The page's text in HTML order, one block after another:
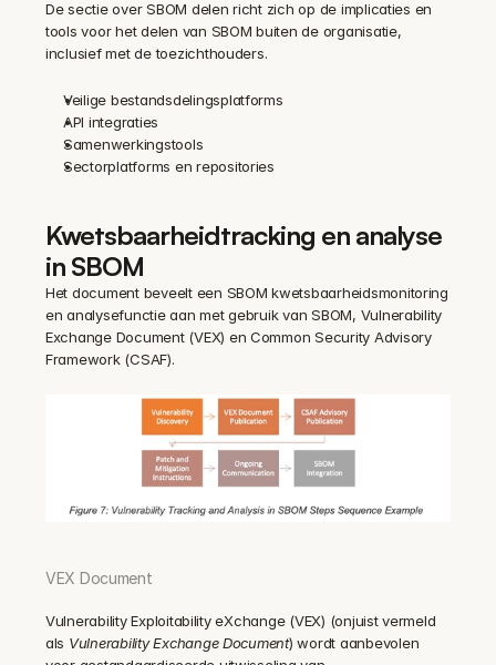
De sectie over SBOM delen richt zich op de implicaties en
tools voor het delen van SBOM buiten de organisatie,
inclusief met de toezichthouders.
Veilige bestandsdelingsplatforms
API integraties
Samenwerkingstools
Sectorplatforms en repositories
Kwetsbaarheidtracking en analyse
in SBOM
Het document beveelt een SBOM kwetsbaarheidsmonitoring
en analysefunctie aan met gebruik van SBOM, Vulnerability
Exchange Document (VEX) en Common Security Advisory
Framework (CSAF).
VEX Document
Vulnerability Exploitability eXchange (VEX) (onjuist vermeld
als Vulnerability Exchange Document) wordt aanbevolen